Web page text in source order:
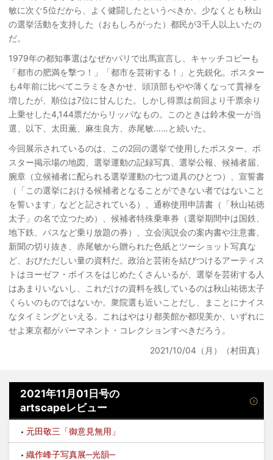
敏に次ぐ5位だから、よく健闘したというべきか。少なくとも秋山
の選挙活動を支持した（おもしろがった）都民が3千人以上いたの
だ。
1979年の都知事選はなぜかパリで出馬宣言し、キャッチコピーも
「都市の肥満を撃つ！」「都市を芸術する！」と先鋭化。ポスター
も4年前に比べてニラミをきかせ、頭頂部もやや薄くなって貫禄を
増したが、順位は7位に甘んじた。しかし得票は前回より千票余り
上乗せした4,144票だからリッパなもの。このときは鈴木俊一が当
選、以下、太田薫、麻生良方、赤尾敏……と続いた。
今回展示されているのは、この2回の選挙で使用したポスター、ポ
スター掲示場の地図、選挙運動の記録写真、選挙公報、候補者届、
腕章（立候補者に配られる選挙運動の七つ道具のひとつ）、宣誓書
（「この選挙における候補者となることができない者ではないこと
を誓います」などと記されている）、通称使用申請書（「秋山祐徳
太子」の名で立つため）、候補者特殊乗車券（選挙期間中は国鉄、
地下鉄、バスなど乗り放題の券）、立会演説会の案内書や注意書、
新聞の切り抜き、赤尾敏から贈られた色紙とツーショット写真な
ど、おびただしい量の資料だ。政治と芸術を結びつけるアーティス
トはヨーゼフ・ボイスをはじめたくさんいるが、選挙を芸術する人
はあまりいないし、これだけの資料を残しているのは秋山祐徳太子
くらいのものではないか。衆院選も近いことだし、まことにナイス
なタイミングといえる。これはやはり都美館か都現美か、いずれに
せよ東京都がパーマネント・コレクションすべきだろう。
2021/10/04（月）（村田真）
2021年11月01日号の
artscapeレビュー
元田敬三「御意見無用」
織作峰子写真展─光韻─